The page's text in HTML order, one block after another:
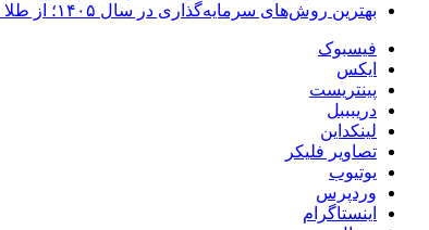
بهترین روش‌های سرمایه‌گذاری در سال ۱۴۰۵؛ از طلا تا بورس و ارز دیجیتال
فیسبوک
ایکس
پینتریست
دریبببل
لینکداین
تصاویر فلیکر
یوتیوب
وردپرس
اینستاگرام